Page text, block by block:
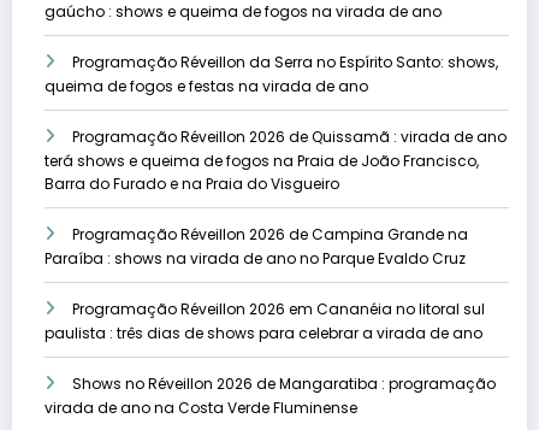
gaúcho : shows e queima de fogos na virada de ano
Programação Réveillon da Serra no Espírito Santo: shows,
queima de fogos e festas na virada de ano
Programação Réveillon 2026 de Quissamã : virada de ano
terá shows e queima de fogos na Praia de João Francisco,
Barra do Furado e na Praia do Visgueiro
Programação Réveillon 2026 de Campina Grande na
Paraíba : shows na virada de ano no Parque Evaldo Cruz
Programação Réveillon 2026 em Cananéia no litoral sul
paulista : três dias de shows para celebrar a virada de ano
Shows no Réveillon 2026 de Mangaratiba : programação
virada de ano na Costa Verde Fluminense